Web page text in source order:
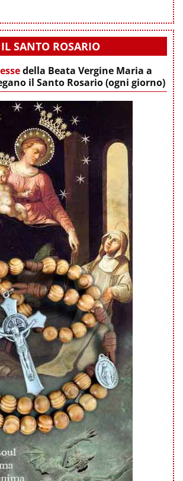
IL SANTO ROSARIO
della Beata Vergine Maria a
il Santo Rosario (ogni giorno)